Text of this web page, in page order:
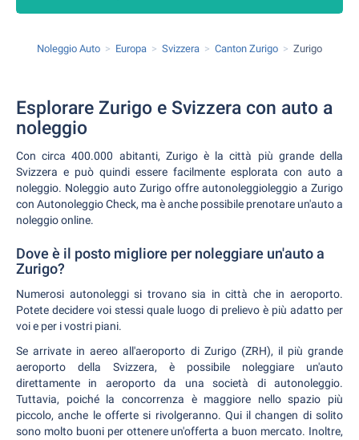
Noleggio Auto Europa Svizzera Canton Zurigo Zurigo
Esplorare Zurigo e Svizzera con auto a
noleggio
Con circa 400.000 abitanti, Zurigo è la città più grande della
Svizzera e può quindi essere facilmente esplorata con auto a
noleggio. Noleggio auto Zurigo offre autonoleggioleggio a Zurigo
con Autonoleggio Check, ma è anche possibile prenotare un'auto a
noleggio online.
Dove è il posto migliore per noleggiare un'auto a
Zurigo?
Numerosi autonoleggi si trovano sia in città che in aeroporto.
Potete decidere voi stessi quale luogo di prelievo è più adatto per
voi e per i vostri piani.
Se arrivate in aereo all'aeroporto di Zurigo (ZRH), il più grande
aeroporto della Svizzera, è possibile noleggiare un'auto
direttamente in aeroporto da una società di autonoleggio.
Tuttavia, poiché la concorrenza è maggiore nello spazio più
piccolo, anche le offerte si rivolgeranno. Qui il changen di solito
sono molto buoni per ottenere un'offerta a buon mercato. Inoltre,